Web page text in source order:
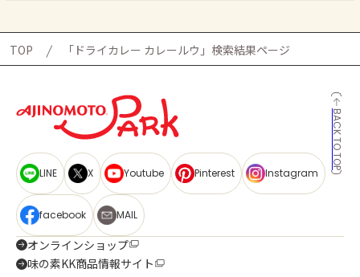
TOP 「ドライカレー カレールウ」検索結果ページ
BACK TO TOP
LINE X Youtube Pinterest Instagram
facebook MAIL
オンラインショップ
味の素KK商品情報サイト